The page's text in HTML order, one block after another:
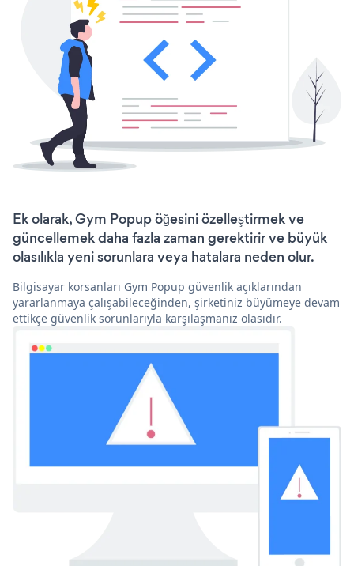
Ek olarak, Gym Popup öğesini özelleştirmek ve
güncellemek daha fazla zaman gerektirir ve büyük
olasılıkla yeni sorunlara veya hatalara neden olur.
Bilgisayar korsanları Gym Popup güvenlik açıklarından
yararlanmaya çalışabileceğinden, şirketiniz büyümeye devam
ettikçe güvenlik sorunlarıyla karşılaşmanız olasıdır.